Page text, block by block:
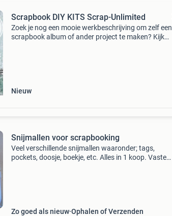
Scrapbook DIY KITS Scrap-Unlimited
Zoek je nog een mooie werkbeschrijving om zelf een
scrapbook album of ander project te maken? Kijk
Nieuw
Snijmallen voor scrapbooking
Veel verschillende snijmallen waaronder; tags,
pockets, doosje, boekje, etc. Alles in 1 koop. Vaste
Zo goed als nieuw Ophalen of Verzenden